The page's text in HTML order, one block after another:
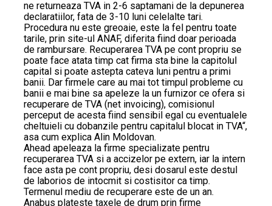
ne returneaza TVA in 2-6 saptamani de la depunerea
declaratiilor, fata de 3-10 luni celelalte tari.
Procedura nu este greoaie, este la fel pentru toate
tarile, prin site-ul ANAF, diferita fiind doar perioada
de rambursare. Recuperarea TVA pe cont propriu se
poate face atata timp cat firma sta bine la capitolul
capital si poate astepta cateva luni pentru a primi
banii. Dar firmele care au mai tot timpul probleme cu
banii e mai bine sa apeleze la un furnizor ce ofera si
recuperare de TVA (net invoicing), comisionul
perceput de acesta fiind sensibil egal cu eventualele
cheltuieli cu dobanzile pentru capitalul blocat in TVA“,
asa cum explica Alin Moldovan.
Ahead apeleaza la firme specializate pentru
recuperarea TVA si a accizelor pe extern, iar la intern
face asta pe cont propriu, desi dosarul este destul
de laborios de intocmit si costisitor ca timp.
Termenul mediu de recuperare este de un an.
Anabus plateste taxele de drum prin firme